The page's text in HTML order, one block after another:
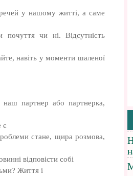
речей у нашому житті, а саме
чи ні. Відсутність
навіть у моменти шаленої
партнер або партнерка,
є
стане, щира розмова,
відповісти собі
Життя і